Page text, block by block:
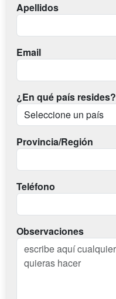
Apellidos
Email
¿En qué país resides?
Provincia/Región
Teléfono
Observaciones